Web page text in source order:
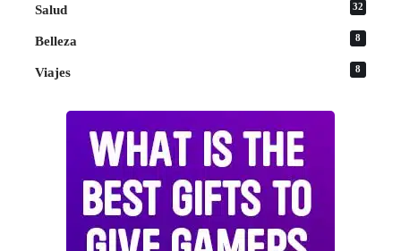
Salud 32
Belleza 8
Viajes 8